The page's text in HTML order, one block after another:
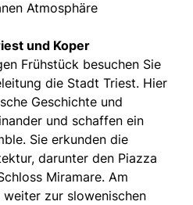
Atmosphäre
und Koper
Frühstück besuchen Sie
die Stadt Triest. Hier
Geschichte und
und schaffen ein
Sie erkunden die
darunter den Piazza
Miramare. Am
zur slowenischen